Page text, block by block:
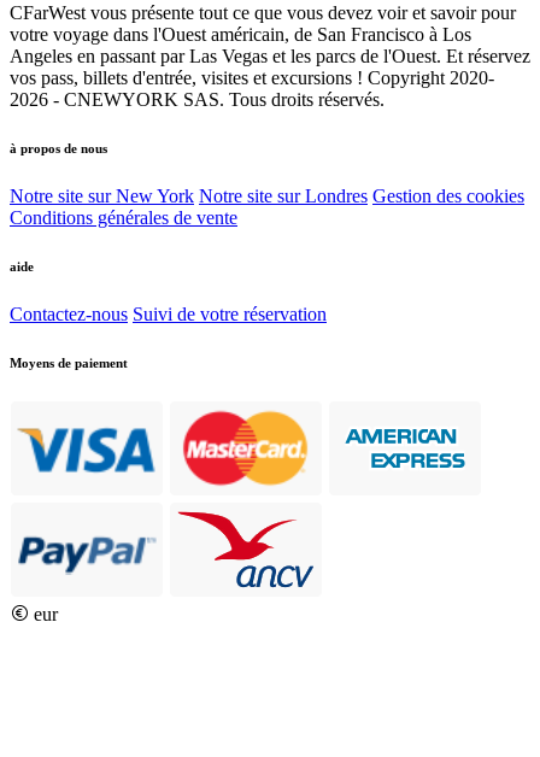
CFarWest vous présente tout ce que vous devez voir et savoir pour
votre voyage dans l'Ouest américain, de San Francisco à Los
Angeles en passant par Las Vegas et les parcs de l'Ouest. Et réservez
vos pass, billets d'entrée, visites et excursions ! Copyright 2020-
2026 - CNEWYORK SAS. Tous droits réservés.
à propos de nous
Notre site sur New York Notre site sur Londres Gestion des cookies
Conditions générales de vente
aide
Contactez-nous Suivi de votre réservation
Moyens de paiement
eur